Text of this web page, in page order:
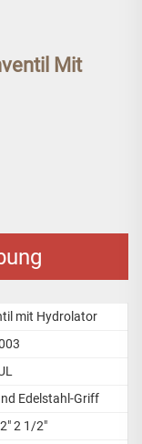
Mit
mit Hydrolator
Edelstahl-Griff
2 1/2"